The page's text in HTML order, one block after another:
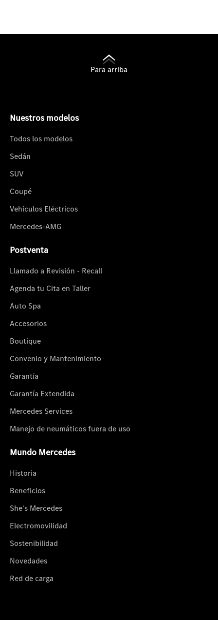
Para arriba
Nuestros modelos
Todos los modelos
Sedán
SUV
Coupé
Vehículos Eléctricos
Mercedes-AMG
Postventa
Llamado a Revisión - Recall
Agenda tu Cita en Taller
Auto Spa
Accesorios
Boutique
Convenio y Mantenimiento
Garantía
Garantía Extendida
Mercedes Services
Manejo de neumáticos fuera de uso
Mundo Mercedes
Historia
Beneficios
She's Mercedes
Electromovilidad
Sostenibilidad
Novedades
Red de carga